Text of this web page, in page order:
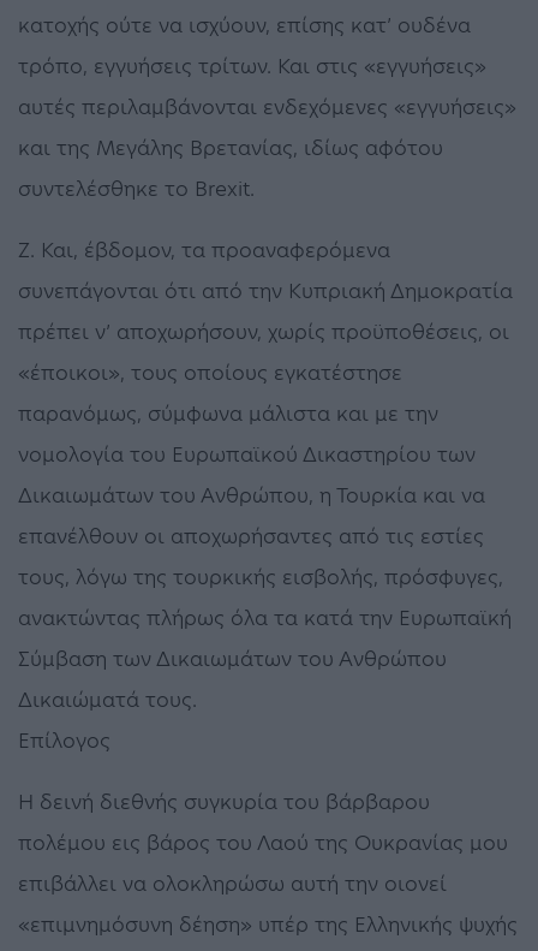
κατοχής ούτε να ισχύουν, επίσης κατ’ ουδένα
τρόπο, εγγυήσεις τρίτων. Και στις «εγγυήσεις»
αυτές περιλαμβάνονται ενδεχόμενες «εγγυήσεις»
και της Μεγάλης Βρετανίας, ιδίως αφότου
συντελέσθηκε το Brexit.
Ζ. Και, έβδομον, τα προαναφερόμενα
συνεπάγονται ότι από την Κυπριακή Δημοκρατία
πρέπει ν’ αποχωρήσουν, χωρίς προϋποθέσεις, οι
«έποικοι», τους οποίους εγκατέστησε
παρανόμως, σύμφωνα μάλιστα και με την
νομολογία του Ευρωπαϊκού Δικαστηρίου των
Δικαιωμάτων του Ανθρώπου, η Τουρκία και να
επανέλθουν οι αποχωρήσαντες από τις εστίες
τους, λόγω της τουρκικής εισβολής, πρόσφυγες,
ανακτώντας πλήρως όλα τα κατά την Ευρωπαϊκή
Σύμβαση των Δικαιωμάτων του Ανθρώπου
Δικαιώματά τους.
Επίλογος
Η δεινή διεθνής συγκυρία του βάρβαρου
πολέμου εις βάρος του Λαού της Ουκρανίας μου
επιβάλλει να ολοκληρώσω αυτή την οιονεί
«επιμνημόσυνη δέηση» υπέρ της Ελληνικής ψυχής